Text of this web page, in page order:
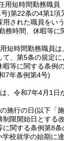
用短時間勤務職
)第22条の4第1項
された職員をいう
務時間、休暇等に
短時間勤務職員
て、第5条の規定
等に関する条例
7年条例第4号)
、令和7年4月1日
施行の日(以下「
制限開始日とする
に関する条例第8
学校就学の始期に